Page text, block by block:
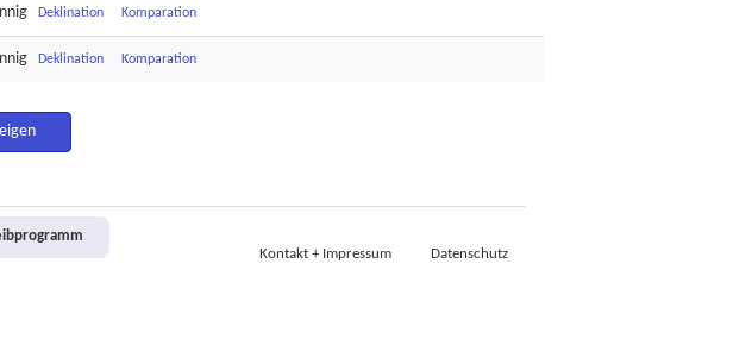
Deklination Komparation
Deklination Komparation
Kontakt + Impressum
Datenschutz